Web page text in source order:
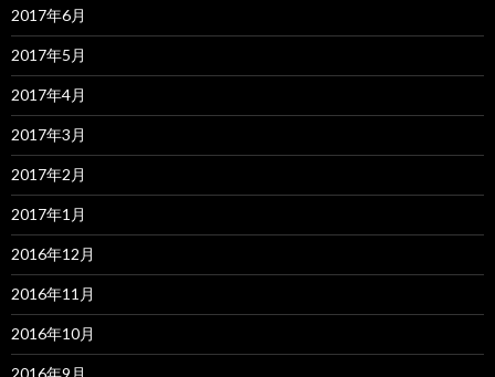
2017年6月
2017年5月
2017年4月
2017年3月
2017年2月
2017年1月
2016年12月
2016年11月
2016年10月
2016年9月